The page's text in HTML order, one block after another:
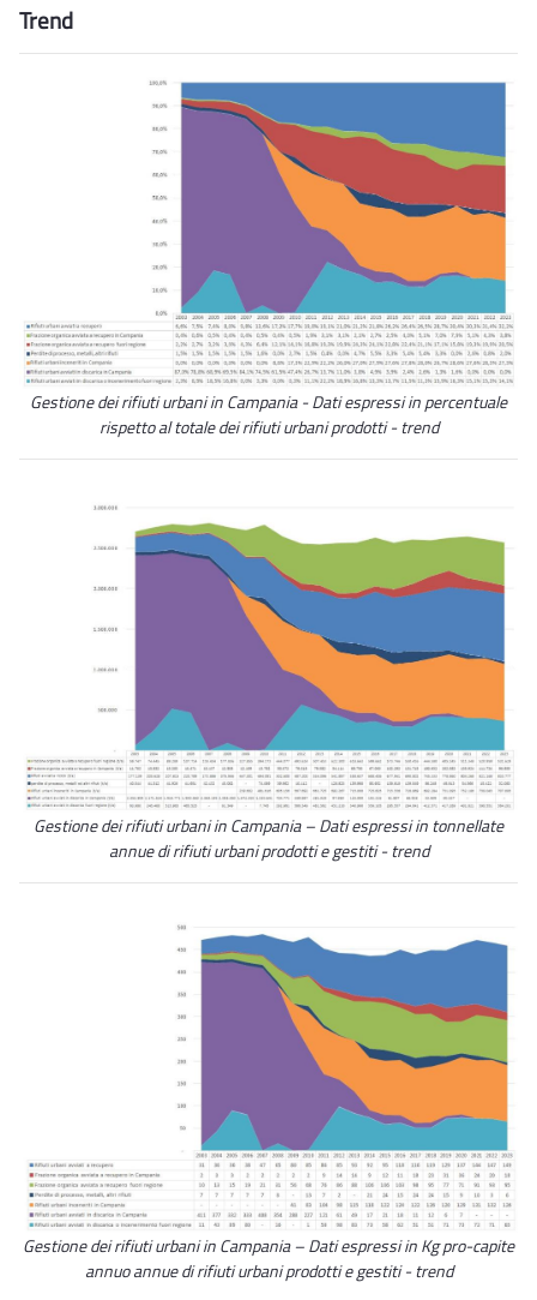
Trend
Gestione dei rifiuti urbani in Campania - Dati espressi in percentuale
rispetto al totale dei rifiuti urbani prodotti - trend
Gestione dei rifiuti urbani in Campania – Dati espressi in tonnellate
annue di rifiuti urbani prodotti e gestiti - trend
Gestione dei rifiuti urbani in Campania – Dati espressi in Kg pro-capite
annuo annue di rifiuti urbani prodotti e gestiti - trend